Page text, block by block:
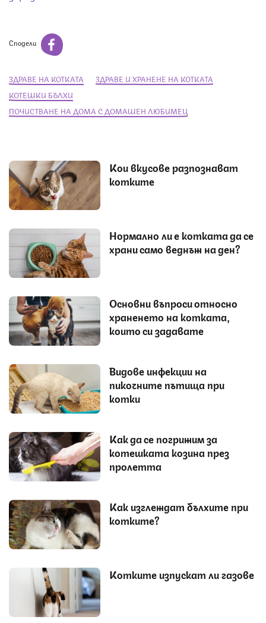
Сподели
ЗДРАВЕ НА КОТКАТА
ЗДРАВЕ И ХРАНЕНЕ НА КОТКАТА
КОТЕШКИ БЪЛХИ
ПОЧИСТВАНЕ НА ДОМА С ДОМАШЕН ЛЮБИМЕЦ
Кои вкусове разпознават
котките
Нормално ли е котката да се
храни само веднъж на ден?
Основни въпроси относно
храненето на котката,
които си задавате
Видове инфекции на
пикочните пътища при
котки
Как да се погрижим за
котешката козина през
пролетта
Как изглеждат бълхите при
котките?
Котките изпускат ли газове